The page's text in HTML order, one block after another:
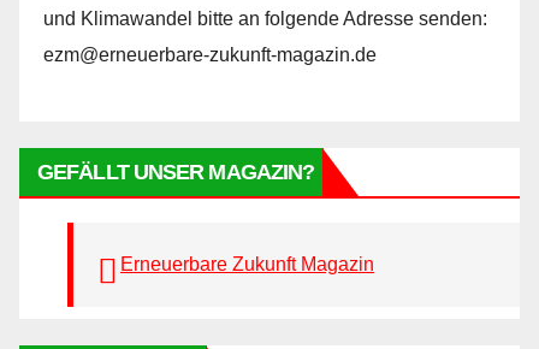
und Klimawandel bitte an folgende Adresse senden:
ezm@erneuerbare-zukunft-magazin.de
GEFÄLLT UNSER MAGAZIN?
Erneuerbare Zukunft Magazin